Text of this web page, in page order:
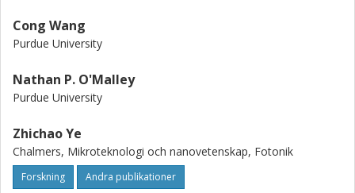
Cong Wang
Purdue University
Nathan P. O'Malley
Purdue University
Zhichao Ye
Chalmers, Mikroteknologi och nanovetenskap, Fotonik
Forskning Andra publikationer